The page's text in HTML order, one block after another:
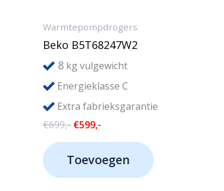
Warmtepompdrogers
Beko B5T68247W2
8 kg vulgewicht
Energieklasse C
Extra fabrieksgarantie
€699,- Oorspronkelijke
€699,-.
€599,-
€599,-.
Toevoegen